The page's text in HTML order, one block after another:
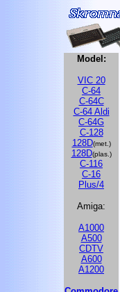
Model:
VIC 20
C-64
C-64C
C-64 Aldi
C-64G
C-128
128D(met.)
128D(plas.)
C-116
C-16
Plus/4
Amiga:
A1000
A500
CDTV
A600
A1200